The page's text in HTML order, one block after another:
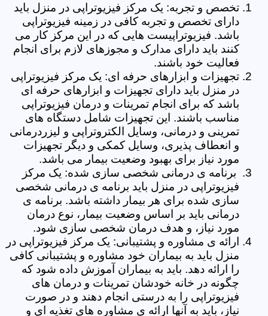
تخصص و تجربه: یک مرکز فیزیوتراپی در منزل باید
دارای تخصص و تجربه کافی در زمینه فیزیوتراپی
باشد. فیزیوتراپیست هایی که در این مرکز کار می
کنند باید دارای مدارک و مجوزهای لازم برای انجام
فعالیت خود باشند.
تجهیزات و ابزارهای حرفه ای: یک مرکز فیزیوتراپی
در منزل باید دارای تجهیزات و ابزارهای حرفه ای
باشد که برای انجام تمرینات و درمان فیزیوتراپی
مناسب باشند. این تجهیزات شامل دستگاه های
تمرینی و درمانی، وسایل الکتروتراپی و لیزردرمانی
و انعطاف پذیری، وسایل کمکی و دیگر تجهیزات
مورد نیاز برای بهبود وضعیت بیمار می باشد.
برنامه ی درمانی شخصی سازی شده: یک مرکز
فیزیوتراپی در منزل باید برنامه ی درمانی شخصی
سازی شده برای هر بیمار داشته باشد. برنامه ی
درمانی باید بر اساس وضعیت بیمار، نوع درمان
مورد نیاز، و هدف درمان شخصی سازی شود.
ارائه ی مشاوره و پشتیبانی: یک مرکز فیزیوتراپی در
منزل باید به بیماران خود مشاوره و پشتیبانی کافی
را ارائه دهد. باید به بیماران آموزش داده شود که
چگونه در خانه خودشان تمرینات و درمان های
فیزیوتراپی را به درستی انجام دهند و در صورت
نیاز، باید به آنها ارائه ی مشاوره های تغذیه ای و